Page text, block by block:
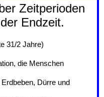
Zeitperioden
Endzeit.
31/2 Jahre)
die Menschen
Dürre und